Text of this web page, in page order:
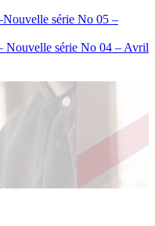
série No 05 –
série No 04 – Avril